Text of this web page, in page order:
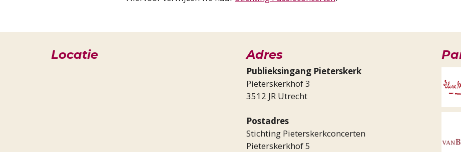
Locatie Adres
Publieksingang Pieterskerk
Pieterskerkhof 3
3512 JR Utrecht
Postadres
Stichting Pieterskerkconcerten
Pieterskerkhof 5